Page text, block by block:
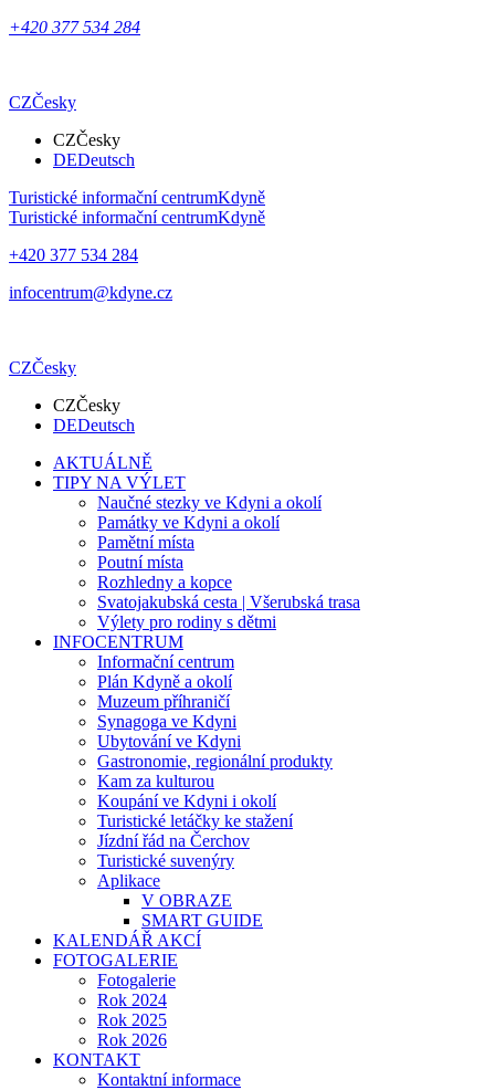
+420 377 534 284
CZČesky
CZČesky
DEDeutsch
Turistické informační centrumKdyně
Turistické informační centrumKdyně
+420 377 534 284
infocentrum@kdyne.cz
CZČesky
CZČesky
DEDeutsch
AKTUÁLNĚ
TIPY NA VÝLET
Naučné stezky ve Kdyni a okolí
Památky ve Kdyni a okolí
Pamětní místa
Poutní místa
Rozhledny a kopce
Svatojakubská cesta | Všerubská trasa
Výlety pro rodiny s dětmi
INFOCENTRUM
Informační centrum
Plán Kdyně a okolí
Muzeum příhraničí
Synagoga ve Kdyni
Ubytování ve Kdyni
Gastronomie, regionální produkty
Kam za kulturou
Koupání ve Kdyni i okolí
Turistické letáčky ke stažení
Jízdní řád na Čerchov
Turistické suvenýry
Aplikace
V OBRAZE
SMART GUIDE
KALENDÁŘ AKCÍ
FOTOGALERIE
Fotogalerie
Rok 2024
Rok 2025
Rok 2026
KONTAKT
Kontaktní informace